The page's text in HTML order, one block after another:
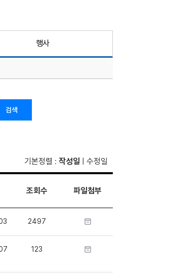
행사
검색
기본정렬 : 작성일 수정일
조회수 파일첨부
2497
123